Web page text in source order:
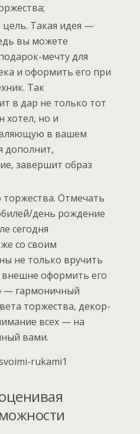
Такая идея —
вы можете
мечту для
и оформить его при
Так
в дар не только тот
хотел, но и
в вашем
дополнит,
завершит образ
Отмечать
день рождение
сегодня
со своим
не только вручить
оформить его
— гармоничный
торжества, декор-
всех — на
вами.